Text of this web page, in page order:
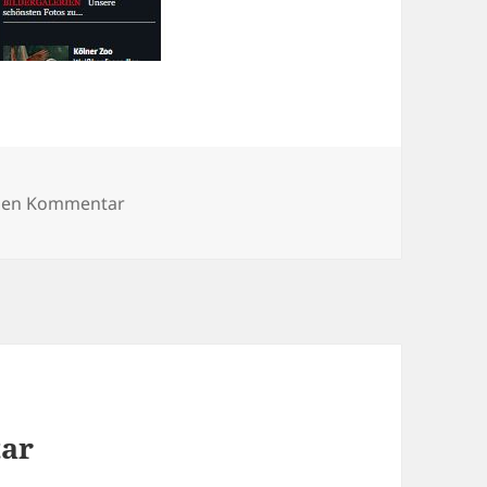
Kommentarzu SeniorenNetzwerk sucht dringend